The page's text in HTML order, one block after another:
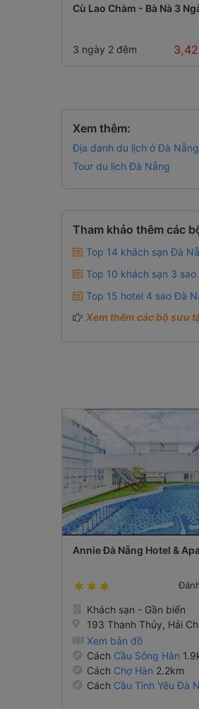
Cù Lao Chàm - Bà Nà 3
3 ngày 2 đêm
Xem thêm:
Địa danh du lịch ở Đà Nẵng
Tour du lịch Đà Nẵng
Tham khảo thêm các
Top 14 khách sạn Đà
Top 10 khách sạn 3
Top 15 hotel 4 sao Đà
Xem thêm các bộ sưu
Annie Đà Nẵng Hotel &
Khách sạn - Gần biển
193 Thanh Thủy, Hải
Xem bản đồ
Cách Cầu Sông Hàn
Cách Chợ Hàn 2.2km
Cách Cầu Tình Yêu Đà